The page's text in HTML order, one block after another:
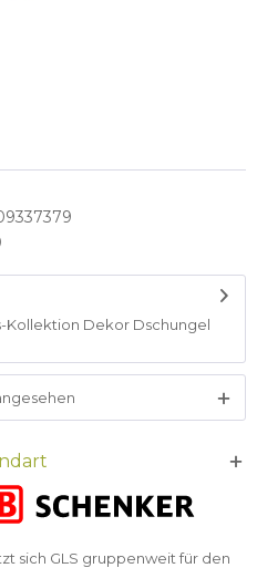
Kollektion Dekor Dschungel
sich GLS gruppenweit für den